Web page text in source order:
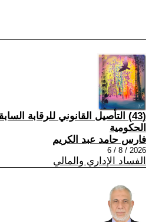
(43) التأصيل القانوني للرقابة
الحكومية
فارس حامد عبد الكريم
2026 / 8 / 6
الفساد الإداري والمالي